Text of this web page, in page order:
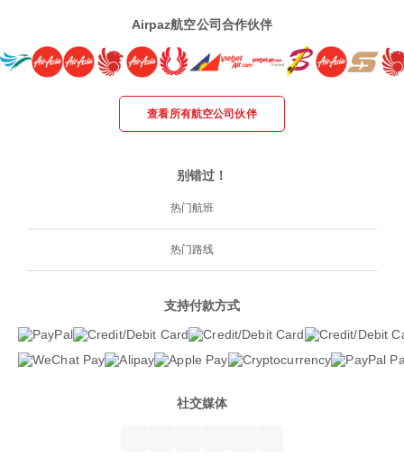
Airpaz航空公司合作伙伴
查看所有航空公司伙伴
别错过！
热门航班
热门路线
支持付款方式
社交媒体